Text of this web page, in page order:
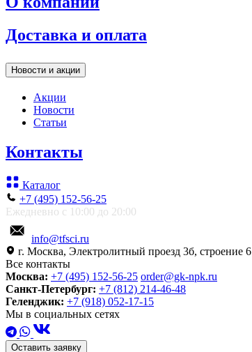
Доставка и оплата
Новости и акции
Акции
Новости
Статьи
Контакты
Каталог
+7 (495) 152-56-25
Ежедневно с 10:00 до 20:00
info@tfsci.ru
г. Москва, Электролитный проезд 3б, строение 6
Все контакты
Москва: +7 (495) 152-56-25 order@gk-npk.ru
Санкт-Петербург: +7 (812) 214-46-48
Геленджик: +7 (918) 052-17-15
Мы в социальных сетях
Оставить заявку